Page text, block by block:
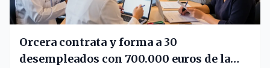
Orcera contrata y forma a 30
desempleados con 700.000 euros de la